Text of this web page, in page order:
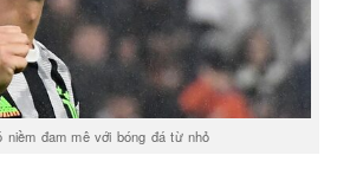
niềm đam mê với bóng đá từ nhỏ